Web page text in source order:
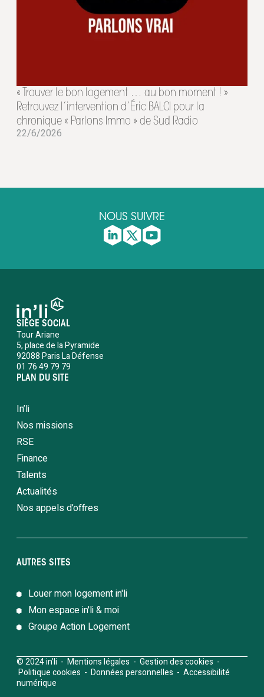
« Trouver le bon logement … au bon moment ! »
Retrouvez l’intervention d’Éric BALCI pour la
chronique « Parlons Immo » de Sud Radio
22/6/2026
NOUS SUIVRE
SIÈGE SOCIAL
Tour Ariane
5, place de la Pyramide
92088 Paris La Défense
01 76 49 79 79
PLAN DU SITE
In’li
Nos missions
RSE
Finance
Talents
Actualités
Nos appels d’offres
AUTRES SITES
Louer mon logement in'li
Mon espace in'li & moi
Groupe Action Logement
© 2024 in’li - Mentions légales - Gestion des cookies -
Politique cookies - Données personnelles - Accessibilité
numérique